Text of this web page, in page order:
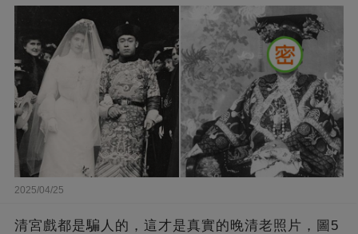
2025/04/25
清宮戲都是騙人的，這才是真實的晚清老照片，圖5